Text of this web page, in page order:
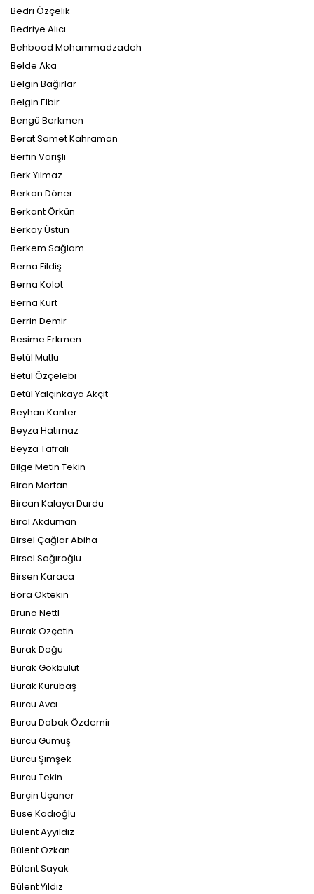
Bedri Özçelik
Bedriye Alıcı
Behbood Mohammadzadeh
Belde Aka
Belgin Bağırlar
Belgin Elbir
Bengü Berkmen
Berat Samet Kahraman
Berfin Varışlı
Berk Yılmaz
Berkan Döner
Berkant Örkün
Berkay Üstün
Berkem Sağlam
Berna Fildiş
Berna Kolot
Berna Kurt
Berrin Demir
Besime Erkmen
Betül Mutlu
Betül Özçelebi
Betül Yalçınkaya Akçit
Beyhan Kanter
Beyza Hatırnaz
Beyza Tafralı
Bilge Metin Tekin
Biran Mertan
Bircan Kalaycı Durdu
Birol Akduman
Birsel Çağlar Abiha
Birsel Sağıroğlu
Birsen Karaca
Bora Oktekin
Bruno Nettl
Burak Özçetin
Burak Doğu
Burak Gökbulut
Burak Kurubaş
Burcu Avcı
Burcu Dabak Özdemir
Burcu Gümüş
Burcu Şimşek
Burcu Tekin
Burçin Uçaner
Buse Kadıoğlu
Bülent Ayyıldız
Bülent Özkan
Bülent Sayak
Bülent Yıldız